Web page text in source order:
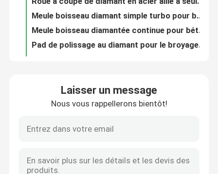
Contrôle de qualité
Contactez-nous
Demandez une citation
Foret à maçonnerie
Meule boisseau diamantée continue pour béton, marbre, pierre
Pad de polissage au diamant pour le broyage à l'humidité 3-7 pouces
Pad de polissage humide diamant 3-5 pouces pour le marbre de béton
Meule boisseau diamantée de 4-5 pouces, brasée sous vide, bride M14/16
Laisser un message
Nous vous rappellerons bientôt!